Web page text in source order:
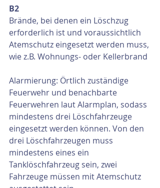
B2
Brände, bei denen ein Löschzug
erforderlich ist und voraussichtlich
Atemschutz eingesetzt werden muss,
wie z.B. Wohnungs- oder Kellerbrand
Alarmierung: Örtlich zuständige
Feuerwehr und benachbarte
Feuerwehren laut Alarmplan, sodass
mindestens drei Löschfahrzeuge
eingesetzt werden können. Von den
drei Löschfahrzeugen muss
mindestens eines ein
Tanklöschfahrzeug sein, zwei
Fahrzeuge müssen mit Atemschutz